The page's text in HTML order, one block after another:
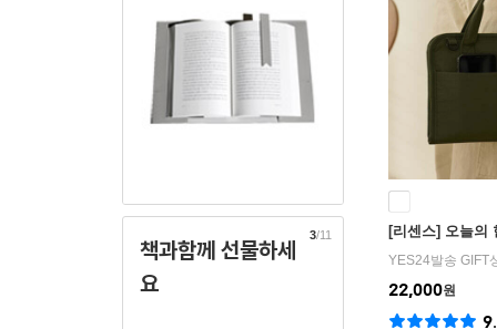
책과함께 선물하세
요
3/11 [리센스] 오늘의
YES24발송 GIFT
22,000원